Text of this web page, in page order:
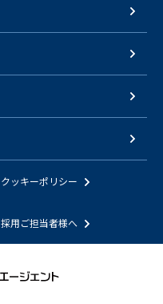
クッキーポリシー
採用ご担当者様へ